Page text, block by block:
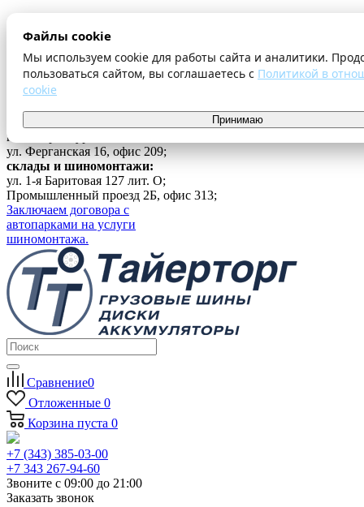
Файлы cookie
Мы используем cookie для работы сайта и аналитики.
пользоваться сайтом, вы соглашаетесь с Политикой в
cookie
Принимаю
Оплата и доставка
Шиномонтаж
Контакты
...
г. Екатеринбург
ул. Ферганская 16, офис 209;
склады и шиномонтажи:
ул. 1-я Баритовая 127 лит. О;
Промышленный проезд 2Б, офис 313;
Заключаем договора с
автопарками на услуги
шиномонтажа.
Сравнение0
Отложенные 0
Корзина пуста 0
+7 (343) 385-03-00
+7 343 267-94-60
Звоните с 09:00 до 21:00
Заказать звонок